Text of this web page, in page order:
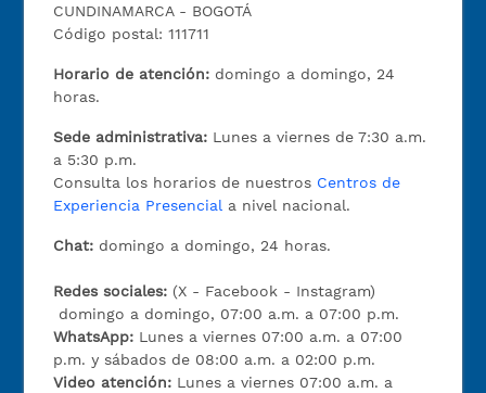
CUNDINAMARCA - BOGOTÁ
Código postal: 111711
Horario de atención: domingo a domingo, 24
horas.
Sede administrativa: Lunes a viernes de 7:30 a.m.
a 5:30 p.m.
Consulta los horarios de nuestros Centros de
Experiencia Presencial a nivel nacional.
Chat: domingo a domingo, 24 horas.
Redes sociales: (X - Facebook - Instagram)
domingo a domingo, 07:00 a.m. a 07:00 p.m.
WhatsApp: Lunes a viernes 07:00 a.m. a 07:00
p.m. y sábados de 08:00 a.m. a 02:00 p.m.
Video atención: Lunes a viernes 07:00 a.m. a